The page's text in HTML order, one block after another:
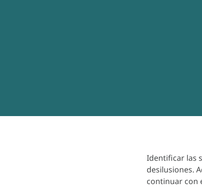
Identificar las
desilusiones.
continuar con